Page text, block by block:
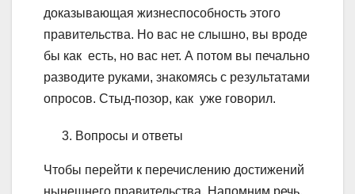
доказывающая жизнеспособность этого
правительства. Но вас не слышно, вы вроде
бы как есть, но вас нет. А потом вы печально
разводите руками, знакомясь с результатами
опросов. Стыд-позор, как уже говорил.
Вопросы и ответы
Чтобы перейти к перечислению достижений
нынешнего правительства. Напомним речь,